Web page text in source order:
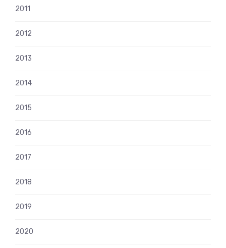
2011
2012
2013
2014
2015
2016
2017
2018
2019
2020